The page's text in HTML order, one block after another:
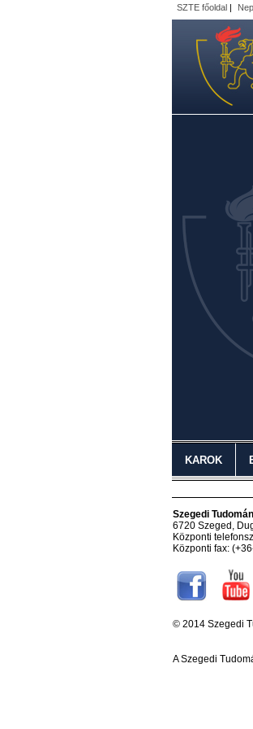
SZTE főoldal |
KAROK
Szegedi
6720 Szeged,
Központi
Központi fax:
© 2014 Szegedi
A Szegedi